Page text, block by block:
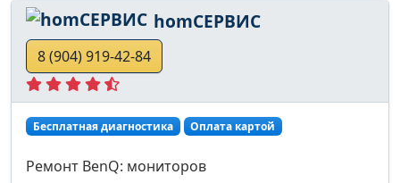
homСЕРВИС
8 (904) 919-42-84
Бесплатная диагностика Оплата картой
Ремонт BenQ: мониторов